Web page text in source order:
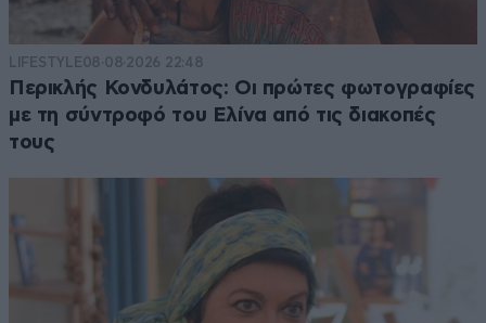
LIFESTYLE08·08·2026 22:48
Περικλής Κονδυλάτος: Οι πρώτες φωτογραφίες
με τη σύντροφό του Ελίνα από τις διακοπές
τους